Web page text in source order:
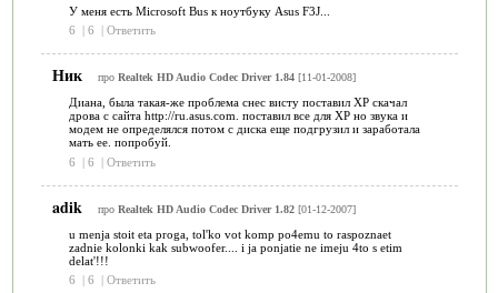
У меня есть Microsoft Bus к ноутбуку Аsus F3J...
6
| 6 | Ответить
Ник про Realtek HD Audio Codec Driver 1.84[11-01-2008]
Диана, была такая-же проблема снес висту поставил ХР скачал
дрова с сайта http://ru.asus.com. поставил все для ХР но звука и
модем не определялся потом с диска еще подгрузил и заработала
мать ее. попробуй.
6
| 6 | Ответить
adik про Realtek HD Audio Codec Driver 1.82[01-12-2007]
u menja stoit eta proga, tol'ko vot komp po4emu to raspoznaet
zadnie kolonki kak subwoofer.... i ja ponjatie ne imeju 4to s etim
delat'!!!
6
| 6 | Ответить